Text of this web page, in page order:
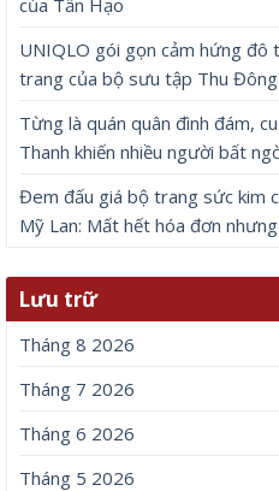
UNIQLO gói gọn cảm hứng
trang của bộ sưu tập Thu
Từng là quán quân đình đám,
Thanh khiến nhiều người bất
Đem đấu giá bộ trang sức kim
Mỹ Lan: Mất hết hóa đơn
Lưu trữ
Tháng 8 2026
Tháng 7 2026
Tháng 6 2026
Tháng 5 2026